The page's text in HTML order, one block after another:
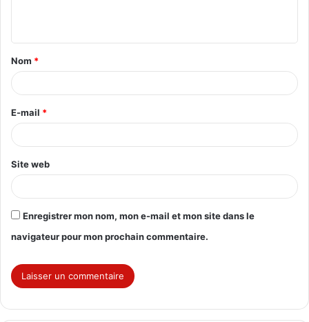
t
a
e
*
Nom *
E-mail *
Site web
Enregistrer mon nom, mon e-mail et mon site dans le
navigateur pour mon prochain commentaire.